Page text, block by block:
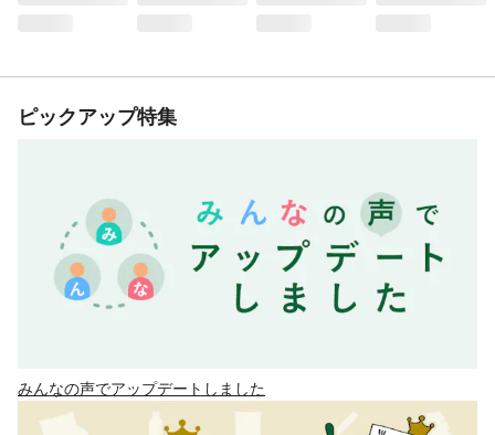
ピックアップ特集
みんなの声でアップデートしました